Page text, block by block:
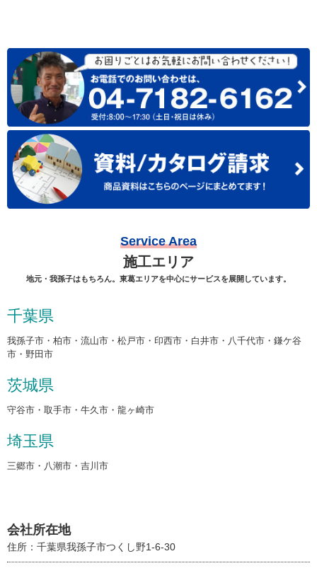
Service Area
施工エリア
地元・我孫子はもちろん。東葛エリアを中心にサービスを展開しています。
千葉県
我孫子市・柏市・流山市・松戸市・印西市・白井市・八千代市・鎌ケ谷
市・野田市
茨城県
守谷市・取手市・牛久市・龍ヶ崎市
埼玉県
三郷市・八潮市・吉川市
会社所在地
住所：千葉県我孫子市つくし野1-6-30